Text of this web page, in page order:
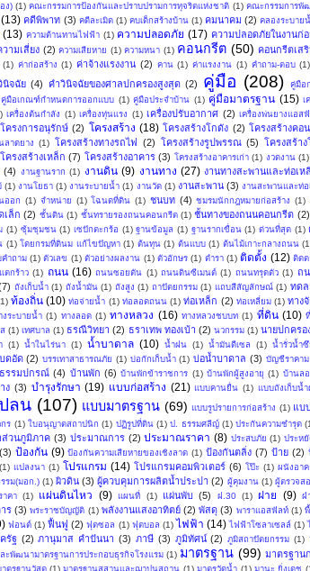
ง) (1) คณะกรรมการป้องกันและปราบปรามการทุจริตแห่งชาติ (1) คณะกรรมการพั
(13) คดีพิพาท (3) คดีละเมิด (1) คบเด็กสร้างบ้าน (1) คมนาคม (2) คลองระบาย
(13) ความต้านทานไฟฟ้า (1) ความปลอดภัย (17) ความปลอดภัยในงานก่อ
วามเสี่ยง (2) ความเสียหาย (1) ความหนา (1) คอนกรีต (50) คอนกรีตเส
(1) ค่าก่อสร้าง (1) ค่าจ้างแรงงาน (2) คาน (1) ค่าแรงงาน (1) คำถาม-ตอบ (1)
นิจฉัย (4) คำวินิจฉัยของศาลปกครองสูงสุด (2) คู่มือ (208) คู่มือ
คู่มือเกณฑ์กำหนดการออกแบบ (1) คู่มือประจำบ้าน (1) คู่มือมาตรฐาน (15) เ
เครื่องต้นกำลัง (1) เครื่องทุ่นแรง (1) เครื่องปรับอากาศ (2) เครื่องพ่นยางแอส
โครงการอนุรักษ์ (2) โครงสร้าง (18) โครงสร้างโกดัง (2) โครงสร้างคอ
ลาดยาง (1) โครงสร้างทางรถไฟ (2) โครงสร้างรูปพรรณ (5) โครงสร้าง
โครงสร้างเหล็ก (7) โครงสร้างอาคาร (3) โครงสร้างอาคารเก่า (1) งวดงาน (1)
(4) งานฐานราก (1) งานดิน (9) งานทาง (27) งานทางสะพานและท่อเห
(1) งานโยธา (1) งานระบายน้ำ (1) งานวัด (1) งานสะพาน (3) งานสะพานและท่อ
ออก (1) จำหน่าย (1) โฉนดที่ดิน (1) ชนบท (4) ชมรมนักกฎหมายก่อสร้าง (1)
เล็ก (2) ชั้นดิน (1) ชั้นทรายรองถนนคอนกรีต (1) ชั้นทางของถนนคอนกรีต (2)
(1) ซุ้มชุมชน (1) เซปักตะกร้อ (1) ฐานข้อมูล (1) ฐานรากเขื่อน (1) ด่วนที่สุด (1)
(1) โดยกรมที่ดินม แก้ไขปัญหา (1) ต้นทุน (1) ต้นแบบ (1) ต้นไม้เกาะกลางถนน
ำถาม (1) ตัวเลข (1) ตัวอย่างผลงาน (1) ตัวอักษร (1) ตำรา (1) ติดตั้ง (12) ติดต
แตกร้าว (1) ถนน (16) ถนนซอยตัน (1) ถนนดินซีเมนต์ (1) ถนนทรุดตัว (1) ถ
ถังเก็บน้ำ (1) ถังน้ำมัน (1) ถังสูง (1) ถาปัตยกรรม (1) แถบสีสัญลักษณ์ (1) ทดล
ท้องถิ่น (10) ท่อจ่ายน้ำ (1) ท่อลอดถนน (1) ท่อเหล็ก (2) ท่อเหลี่ยม (1) ทาง
งระบายน้ำ (1) ทางลอด (1) ทางหลวง (16) ทางหลวงชบบท (1) ที่ดิน (10)
(1) เทศบาล (1) ธรณีวิทยา (2) ธราเทพ ทองเบ้า (2) นวกรรม (1) นายปกครอ
(1) น้ำในไร่นา (1) น้ำบาดาล (10) น้ำฝน (1) น้ำมันดีเซล (1) น้ำรั่วน้ำ
บดอัด (2) บรรเทาสาธารณภัย (1) บ่อกักเก็บน้ำ (1) บ่อน้ำบาดาล (3) บัญชีราคา
รรมปกรณ์ (4) บ้านพัก (6) บ้านพักข้าราชการ (1) บ้านพักผู้สูงอายุ (1) บ้านล
ง (3) บำรุงรักษา (19) แบบก่อสร้าง (21) แบบคานยื่น (1) แบบถังเก็บน้
ลน (107) แบบมาตรฐาน (69) แบบรูปรายการก่อสร้าง (1) แบ
ร (1) ใบอนุญาตสถาปนิก (1) ปฏิรูปที่ดิน (1) ป. ธรรมศลีญ์ (1) ประกันความชำรุด
ส่วนภูมิภาค (3) ประมาณการ (2) ประมาณราคา (8) ประสบภัย (1) ประห
(3) ป้องกัน (9) ป้องกันความเสียหายของเชิงลาด (1) ป้องกันตลิ่ง (7) ป้าย (2)
(1) แปลงนา (1) โปรแกรม (14) โปรแกรมคอมพิวเตอร์ (6) โป๊ะ (1) ผนังอาค
รม(มอก.) (1) ผิวดิน (3) ผู้ควบคุมการผลิตน้ำประปา (2) ผู้คุมงาน (1) ผู้ตรวจส
าคา (1) แผ่นดินไหว (9) แผนที่ (1) แผ่นพับ (5) ฝ.30 (1) ฝาย (9) ฝ่
ร (3) พระราชบัญญัติ (1) พลังงานแสงอาทิตย์ (2) พัสดุ (3) พาราแอสฟัลท์ (1)
ฟอนต์ (1) ฟื้นฟู (2) ฟุตซอล (1) ฟุตบอล (1) ไฟฟ้า (14) ไฟฟ้าโซลาเซลล์ (1)
รัฐ (2) ภานุมาส คำปันนา (3) ภาษี (3) ภูมิทัศน์ (2) ภูมิสถาปัตยกรรม (1)
ละพัฒนามาตรฐานการประกอบธุรกิจโรงแรม (1) มาตรฐาน (99) มาตรฐาน
าตรฐานวัสดุ (1) มาตรฐานสุสานและฌาปนสถาน (1) มาตรวัดน้ำ (1) มานะ ยิ่งเดช